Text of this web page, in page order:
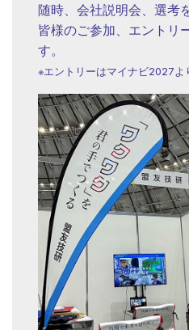
随時、会社説明会、選考
皆様のご参加、エントリ
す。
※エントリーはマイナビ2027よ